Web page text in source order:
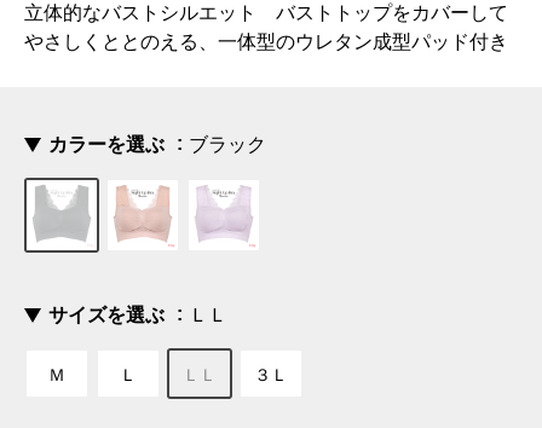
立体的なバストシルエット バストトップをカバーして
やさしくととのえる、一体型のウレタン成型パッド付き
カラーを選ぶ ブラック
サイズを選ぶ ＬＬ
Ｍ Ｌ ＬＬ ３Ｌ